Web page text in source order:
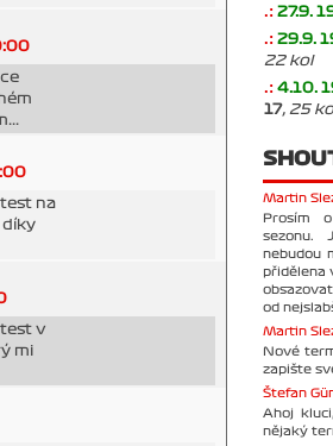
na
díky
v
mi
.: 27.9.
.: 29.9.
22 kol
.: 4.10.
17, 25
Martin
Prosím
sezonu.
nebudou
přidělena
od
Martin
Nové
zapište
Štefan
Ahoj
nějaký